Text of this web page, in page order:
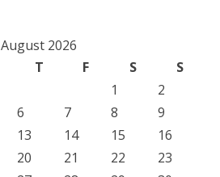
August 2026
T F S
S
1
2
6 7 8
9
13 14 15
16
20 21 22
23